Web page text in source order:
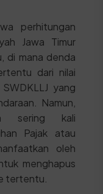
perhitungan
Jawa Timur
di mana denda
dari nilai
yang
Namun,
sering kali
Pajak atau
oleh
menghapus
tertentu.